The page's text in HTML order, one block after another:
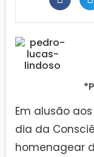
Em alusão
dia da
homenagear